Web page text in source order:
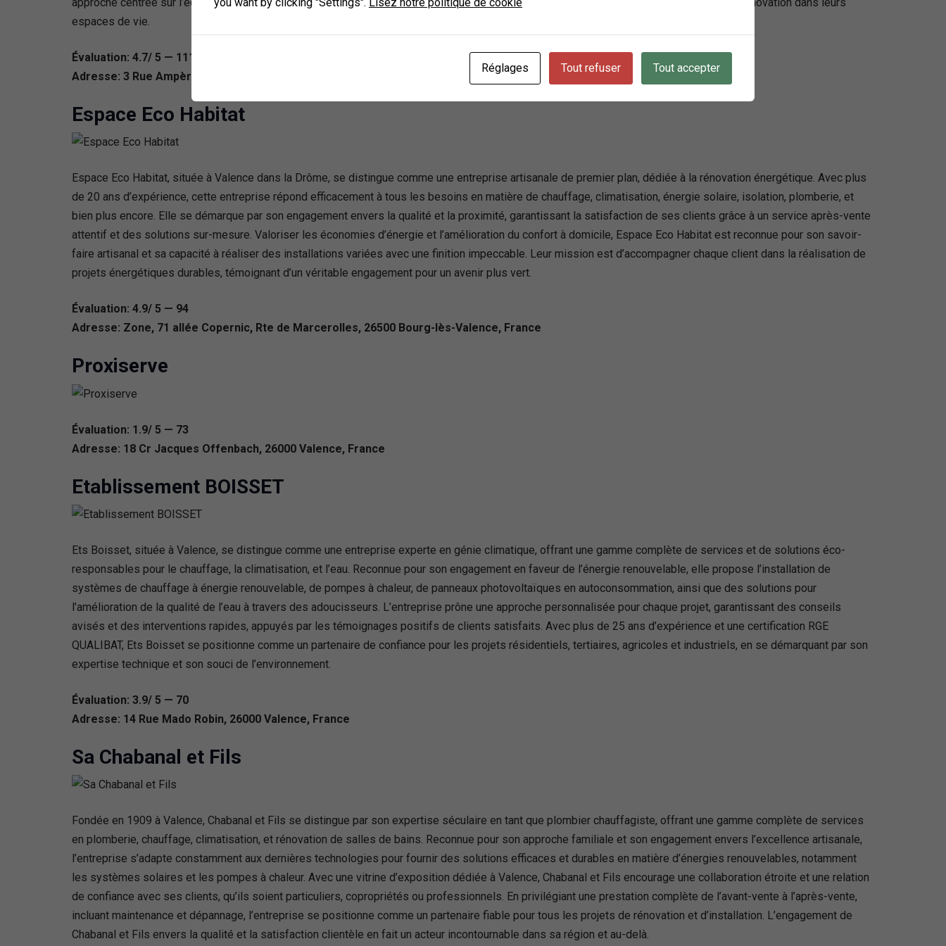
espaces de vie.
Évaluation: 4.7/ 5 — 111
Adresse: 3 Rue Ampère, 26800 Portes-lès-Valence, France
Espace Eco Habitat
Espace Eco Habitat, située à Valence dans la Drôme, se distingue comme une entreprise artisanale de premier plan, dédiée à la rénovation énergétique. Avec plus
de 20 ans d’expérience, cette entreprise répond efficacement à tous les besoins en matière de chauffage, climatisation, énergie solaire, isolation, plomberie, et
bien plus encore. Elle se démarque par son engagement envers la qualité et la proximité, garantissant la satisfaction de ses clients grâce à un service après-vente
attentif et des solutions sur-mesure. Valoriser les économies d’énergie et l’amélioration du confort à domicile, Espace Eco Habitat est reconnue pour son savoir-
faire artisanal et sa capacité à réaliser des installations variées avec une finition impeccable. Leur mission est d’accompagner chaque client dans la réalisation de
projets énergétiques durables, témoignant d’un véritable engagement pour un avenir plus vert.
Évaluation: 4.9/ 5 — 94
Adresse: Zone, 71 allée Copernic, Rte de Marcerolles, 26500 Bourg-lès-Valence, France
Proxiserve
Évaluation: 1.9/ 5 — 73
Adresse: 18 Cr Jacques Offenbach, 26000 Valence, France
Etablissement BOISSET
Ets Boisset, située à Valence, se distingue comme une entreprise experte en génie climatique, offrant une gamme complète de services et de solutions éco-
responsables pour le chauffage, la climatisation, et l’eau. Reconnue pour son engagement en faveur de l’énergie renouvelable, elle propose l’installation de
systèmes de chauffage à énergie renouvelable, de pompes à chaleur, de panneaux photovoltaïques en autoconsommation, ainsi que des solutions pour
l’amélioration de la qualité de l’eau à travers des adoucisseurs. L’entreprise prône une approche personnalisée pour chaque projet, garantissant des conseils
avisés et des interventions rapides, appuyés par les témoignages positifs de clients satisfaits. Avec plus de 25 ans d’expérience et une certification RGE
QUALIBAT, Ets Boisset se positionne comme un partenaire de confiance pour les projets résidentiels, tertiaires, agricoles et industriels, en se démarquant par son
expertise technique et son souci de l’environnement.
Évaluation: 3.9/ 5 — 70
Adresse: 14 Rue Mado Robin, 26000 Valence, France
Sa Chabanal et Fils
Fondée en 1909 à Valence, Chabanal et Fils se distingue par son expertise séculaire en tant que plombier chauffagiste, offrant une gamme complète de services
en plomberie, chauffage, climatisation, et rénovation de salles de bains. Reconnue pour son approche familiale et son engagement envers l’excellence artisanale,
l’entreprise s’adapte constamment aux dernières technologies pour fournir des solutions efficaces et durables en matière d’énergies renouvelables, notamment
les systèmes solaires et les pompes à chaleur. Avec une vitrine d’exposition dédiée à Valence, Chabanal et Fils encourage une collaboration étroite et une relation
de confiance avec ses clients, qu’ils soient particuliers, copropriétés ou professionnels. En privilégiant une prestation complète de l’avant-vente à l’après-vente,
incluant maintenance et dépannage, l’entreprise se positionne comme un partenaire fiable pour tous les projets de rénovation et d’installation. L’engagement de
Chabanal et Fils envers la qualité et la satisfaction clientèle en fait un acteur incontournable dans sa région et au-delà.
Réglages Tout refuser Tout accepter